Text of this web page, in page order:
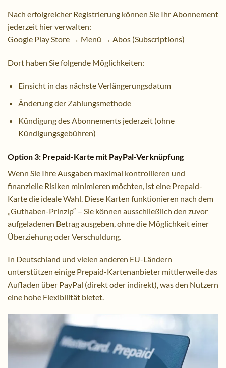
Nach erfolgreicher Registrierung können Sie Ihr Abonnement
jederzeit hier verwalten:
Google Play Store → Menü → Abos (Subscriptions)
Dort haben Sie folgende Möglichkeiten:
Einsicht in das nächste Verlängerungsdatum
Änderung der Zahlungsmethode
Kündigung des Abonnements jederzeit (ohne
Kündigungsgebühren)
Option 3: Prepaid-Karte mit PayPal-Verknüpfung
Wenn Sie Ihre Ausgaben maximal kontrollieren und
finanzielle Risiken minimieren möchten, ist eine Prepaid-
Karte die ideale Wahl. Diese Karten funktionieren nach dem
„Guthaben-Prinzip“ – Sie können ausschließlich den zuvor
aufgeladenen Betrag ausgeben, ohne die Möglichkeit einer
Überziehung oder Verschuldung.
In Deutschland und vielen anderen EU-Ländern
unterstützen einige Prepaid-Kartenanbieter mittlerweile das
Aufladen über PayPal (direkt oder indirekt), was den Nutzern
eine hohe Flexibilität bietet.